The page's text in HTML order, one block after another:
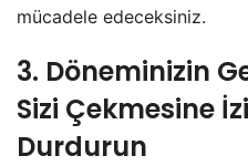
mücadele edeceksiniz.
3. Döneminizin
Sizi Çekmesine
Durdurun